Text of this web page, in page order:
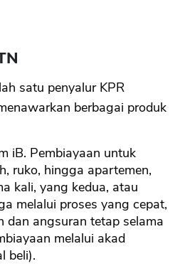
satu penyalur KPR
berbagai produk
iB. Pembiayaan untuk
ruko, hingga apartemen,
kali, yang kedua, atau
melalui proses yang cepat,
dan angsuran tetap selama
melalui akad
beli).